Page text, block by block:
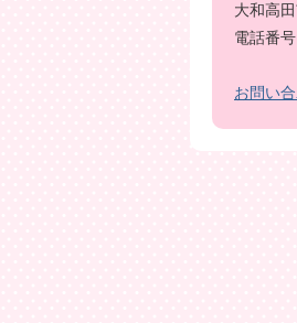
大和高
電話番
お問い